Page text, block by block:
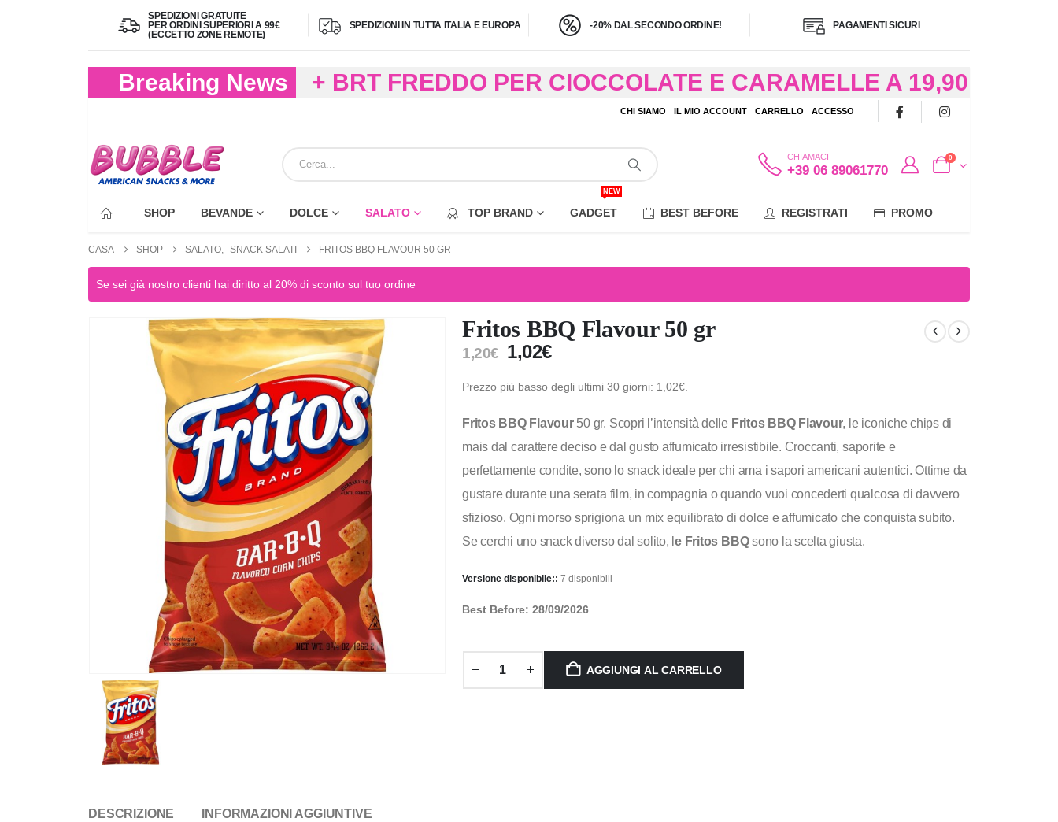
SPEDIZIONI GRATUITE
PER ORDINI SUPERIORI A 99€
(ECCETTO ZONE REMOTE)
SPEDIZIONI IN TUTTA ITALIA E EUROPA -20% DAL SECONDO ORDINE! PAGAMENTI SICURI
Breaking News
+ BRT FREDDO PER CIOCCOLATE E CARAMELLE A 19,90
(FINO A 4,9 KG) – CONSEGNA IN 24/48 ORE AD
ECCEZIONE DI ALCUNE AREE REMOTE
CHI SIAMO IL MIO ACCOUNT CARRELLO ACCESSO
CHIAMACI
+39 06 89061770
0
SHOP BEVANDE DOLCE SALATO TOP BRAND GADGET
NEW
BEST BEFORE REGISTRATI PROMO
CASA SHOP SALATO SNACK SALATI FRITOS BBQ FLAVOUR 50 GR
Se sei già nostro clienti hai diritto al 20% di sconto sul tuo ordine
Fritos BBQ Flavour 50 gr
1,20€ 1,02€
Prezzo più basso degli ultimi 30 giorni: 1,02€.
Fritos BBQ Flavour50 gr. Scopri l’intensità delle Fritos BBQ Flavour, le iconiche chips di
mais dal carattere deciso e dal gusto affumicato irresistibile. Croccanti, saporite e
perfettamente condite, sono lo snack ideale per chi ama i sapori americani autentici. Ottime da
gustare durante una serata film, in compagnia o quando vuoi concederti qualcosa di davvero
sfizioso. Ogni morso sprigiona un mix equilibrato di dolce e affumicato che conquista subito.
Se cerchi uno snack diverso dal solito, le Fritos BBQsono la scelta giusta.
Versione disponibile:: 7 disponibili
Best Before: 28/09/2026
AGGIUNGI AL CARRELLO
DESCRIZIONE INFORMAZIONI AGGIUNTIVE